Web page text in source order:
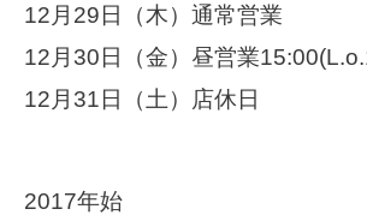
12月29日（木）通常営業
12月30日（金）昼営業
12月31日（土）店休日
2017年始